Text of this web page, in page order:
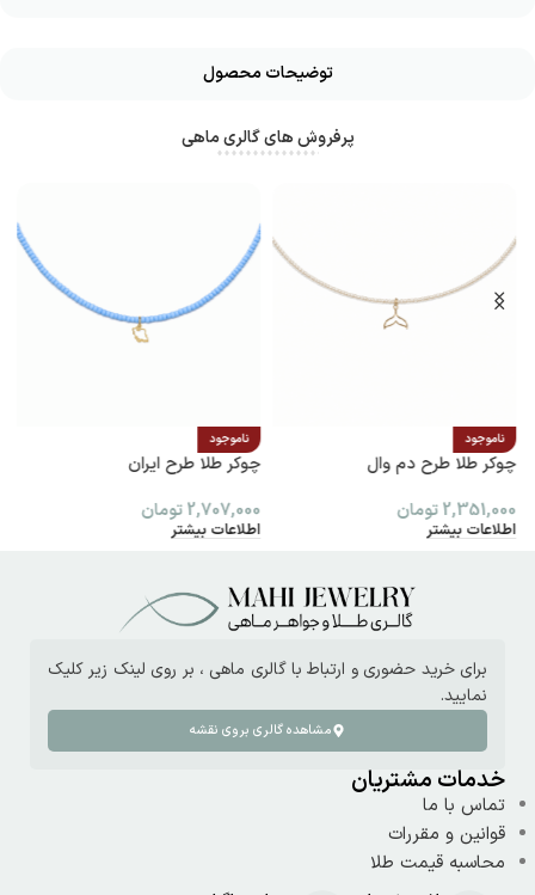
توضیحات محصول
پرفروش های گالری ماهی
ناموجود
چوکر طلا طرح دم وال
2,351,000تومان
اطلاعات بیشتر
ناموجود
چوکر طلا طرح ایران
2,707,000تومان
اطلاعات بیشتر
برای خرید حضوری و ارتباط با گالری ماهی ، بر روی لینک زیر کلیک
نمایید.
مشاهده گالری بروی نقشه
خدمات مشتریان
تماس با ما
قوانین و مقررات
محاسبه قیمت طلا